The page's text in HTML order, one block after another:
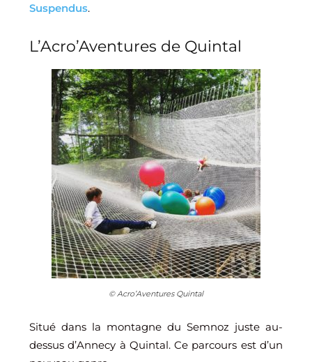
Suspendus.
L’Acro’Aventures de Quintal
© Acro’Aventures Quintal
Situé dans la montagne du Semnoz juste au-
dessus d’Annecy à Quintal. Ce parcours est d’un